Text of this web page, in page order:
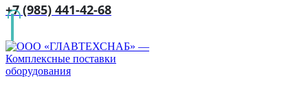
+7 (985) 441-42-68